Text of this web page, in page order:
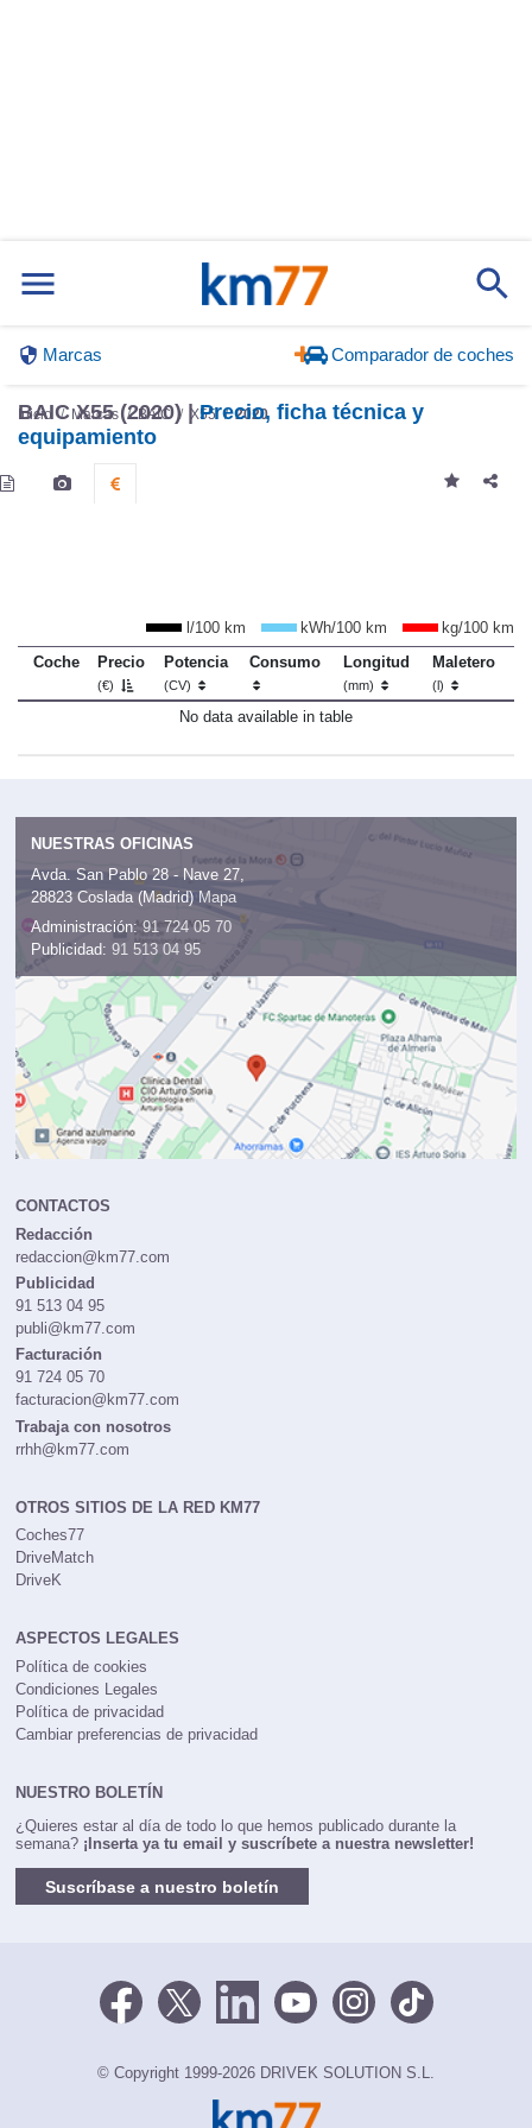
Marcas Comparador de coches
Inicio Marcas BAIC X55 2020
BAIC X55 (2020) |Precio, ficha técnica y
equipamiento
l/100 km kWh/100 km
kg/100 km
Coche
Precio
(€)
Potencia
(CV)
Consumo Longitud
(mm)
Maletero
(l)
No data available in table
NUESTRAS OFICINAS
Avda. San Pablo 28 - Nave 27,
28823 Coslada (Madrid) Mapa
Administración: 91 724 05 70
Publicidad: 91 513 04 95
CONTACTOS
Redacción
redaccion@km77.com
Publicidad
91 513 04 95
publi@km77.com
Facturación
91 724 05 70
facturacion@km77.com
Trabaja con nosotros
rrhh@km77.com
OTROS SITIOS DE LA RED KM77
Coches77
DriveMatch
DriveK
ASPECTOS LEGALES
Política de cookies
Condiciones Legales
Política de privacidad
Cambiar preferencias de privacidad
NUESTRO BOLETÍN
¿Quieres estar al día de todo lo que hemos publicado durante la
semana? ¡Inserta ya tu email y suscríbete a nuestra newsletter!
Suscríbase a nuestro boletín
© Copyright 1999-2026 DRIVEK SOLUTION S.L.